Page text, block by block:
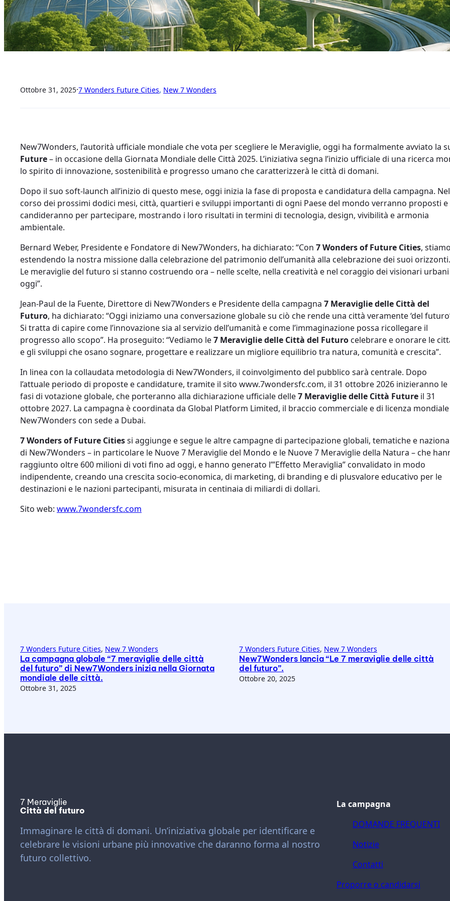
Ottobre 31, 2025·7 Wonders Future Cities, New 7 Wonders
New7Wonders, l’autorità ufficiale mondiale che vota per scegliere le Meraviglie, oggi ha formalmente avviato la
Future– in occasione della Giornata Mondiale delle Città 2025. L’iniziativa segna l’inizio ufficiale di una ricerca
lo spirito di innovazione, sostenibilità e progresso umano che caratterizzerà le città di domani.
Dopo il suo soft-launch all’inizio di questo mese, oggi inizia la fase di proposta e candidatura della campagna. Nel
corso dei prossimi dodici mesi, città, quartieri e sviluppi importanti di ogni Paese del mondo verranno proposti e
candideranno per partecipare, mostrando i loro risultati in termini di tecnologia, design, vivibilità e armonia
ambientale.
Bernard Weber, Presidente e Fondatore di New7Wonders, ha dichiarato: “Con 7 Wonders of Future Cities,
estendendo la nostra missione dalla celebrazione del patrimonio dell’umanità alla celebrazione dei suoi orizzonti.
Le meraviglie del futuro si stanno costruendo ora – nelle scelte, nella creatività e nel coraggio dei visionari
oggi”.
Jean-Paul de la Fuente, Direttore di New7Wonders e Presidente della campagna 7 Meraviglie delle Città del
Futuro, ha dichiarato: “Oggi iniziamo una conversazione globale su ciò che rende una città veramente ‘del
Si tratta di capire come l’innovazione sia al servizio dell’umanità e come l’immaginazione possa ricollegare il
progresso allo scopo”. Ha proseguito: “Vediamo le7 Meraviglie delle Città del Futuro celebrare e onorare le
e gli sviluppi che osano sognare, progettare e realizzare un migliore equilibrio tra natura, comunità e crescita”.
In linea con la collaudata metodologia di New7Wonders, il coinvolgimento del pubblico sarà centrale. Dopo
l’attuale periodo di proposte e candidature, tramite il sito www.7wondersfc.com, il 31 ottobre 2026 inizieranno le
fasi di votazione globale, che porteranno alla dichiarazione ufficiale delle7 Meraviglie delle Città Future il 31
ottobre 2027. La campagna è coordinata da Global Platform Limited, il braccio commerciale e di licenza
New7Wonders con sede a Dubai.
7 Wonders of Future Citiessi aggiunge e segue le altre campagne di partecipazione globali, tematiche e
di New7Wonders – in particolare le Nuove 7 Meraviglie del Mondo e le Nuove 7 Meraviglie della Natura – che
raggiunto oltre 600 milioni di voti fino ad oggi, e hanno generato l’”Effetto Meraviglia” convalidato in modo
indipendente, creando una crescita socio-economica, di marketing, di branding e di plusvalore educativo per le
destinazioni e le nazioni partecipanti, misurata in centinaia di miliardi di dollari.
Sito web: www.7wondersfc.com
7 Wonders Future Cities, New 7 Wonders
La campagna globale “7 meraviglie delle città
del futuro” di New7Wonders inizia nella Giornata
mondiale delle città.
Ottobre 31, 2025
7 Wonders Future Cities, New 7 Wonders
New7Wonders lancia “Le 7 meraviglie delle città
del futuro”.
Ottobre 20, 2025
7 Meraviglie
Città del futuro
Immaginare le città di domani. Un’iniziativa globale per identificare e
celebrare le visioni urbane più innovative che daranno forma al nostro
futuro collettivo.
La campagna
DOMANDE FREQUENTI
Notizie
Contatti
Proporre o candidarsi